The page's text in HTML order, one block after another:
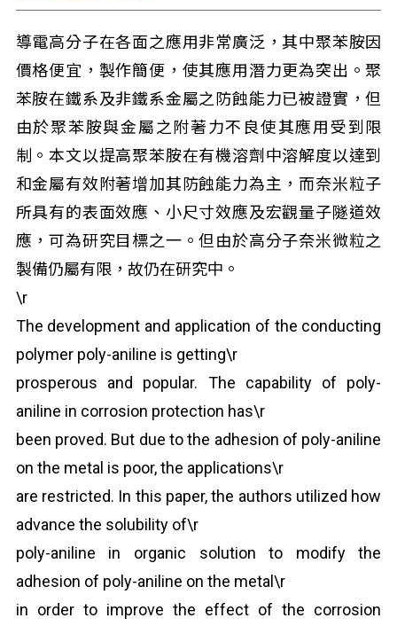
導電高分子在各面之應用非常廣泛，其中聚苯胺因
價格便宜，製作簡便，使其應用潛力更為突出。聚
苯胺在鐵系及非鐵系金屬之防蝕能力已被證實，但
由於聚苯胺與金屬之附著力不良使其應用受到限
制。本文以提高聚苯胺在有機溶劑中溶解度以達到
和金屬有效附著增加其防蝕能力為主，而奈米粒子
所具有的表面效應、小尺寸效應及宏觀量子隧道效
應，可為研究目標之一。但由於高分子奈米微粒之
製備仍屬有限，故仍在研究中。
\r
The development and application of the conducting
polymer poly-aniline is getting\r
prosperous and popular. The capability of poly-
aniline in corrosion protection has\r
been proved. But due to the adhesion of poly-aniline
on the metal is poor, the applications\r
are restricted. In this paper, the authors utilized how
advance the solubility of\r
poly-aniline in organic solution to modify the
adhesion of poly-aniline on the metal\r
in order to improve the effect of the corrosion